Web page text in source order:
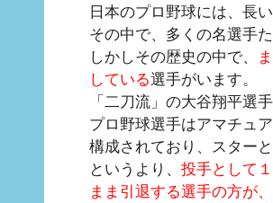
日本のプロ野球には、長
その中で、多くの名選手
しかしその歴史の中で、
している選手がいます。
「二刀流」の大谷翔平選手
プロ野球選手はアマチュ
構成されており、スター
というより、 投手として
まま引退する選手の方が